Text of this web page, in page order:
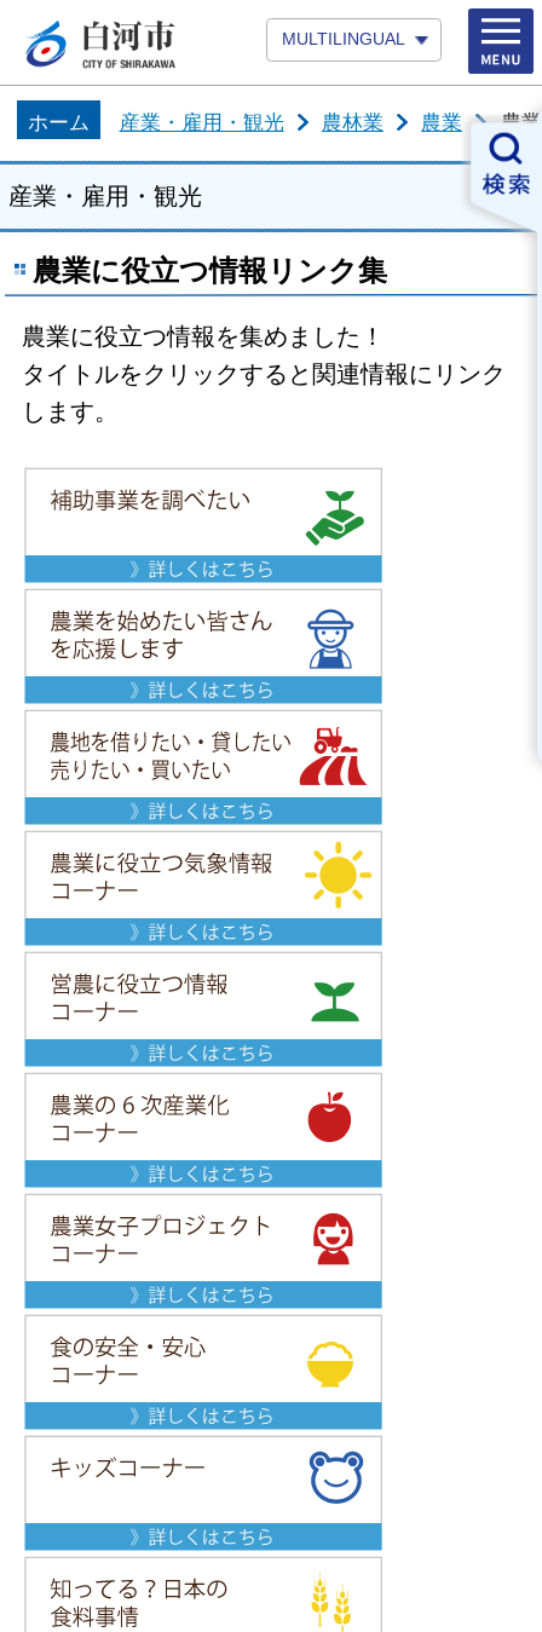
MULTILINGUAL
ホーム 産業・雇用・観光 農林業 農業 農
産業・雇用・観光
農業に役立つ情報リンク集
農業に役立つ情報を集めました！
タイトルをクリックすると関連情報にリンク
します。